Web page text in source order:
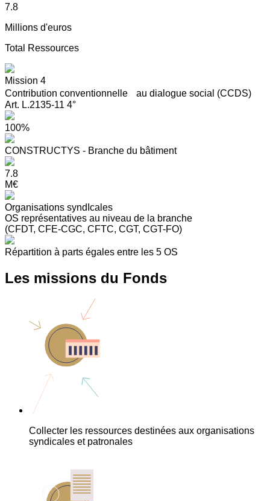
7.8
Millions d'euros
Total Ressources
Mission 4
Contribution conventionnelle au dialogue social (CCDS)
Art. L.2135-11 4°
100%
CONSTRUCTYS - Branche du bâtiment
7.8
M€
Organisations syndIcales
OS représentatives au niveau de la branche
(CFDT, CFE-CGC, CFTC, CGT, CGT-FO)
Répartition à parts égales entre les 5 OS
Les missions du Fonds
Collecter les ressources destinées aux organisations
syndicales et patronales